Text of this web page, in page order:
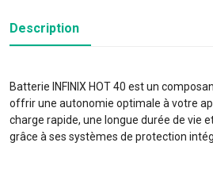
Description
Batterie INFINIX HOT 40 est un
offrir une autonomie optimale à votre
charge rapide, une longue durée de vie
grâce à ses systèmes de protection